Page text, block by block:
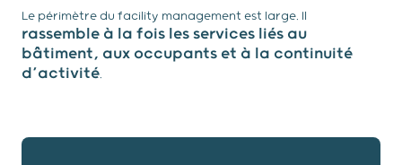
Le périmètre du facility management est large. Il
rassemble à la fois les services liés au
bâtiment, aux occupants et à la continuité
d’activité.